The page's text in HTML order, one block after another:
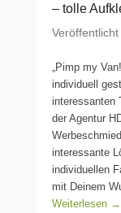
– tolle
Veröffentlicht
„Pimp my
individuell
interessanten
der Agentur
interessante
individuellen
mit Deinem
Weiterlesen →